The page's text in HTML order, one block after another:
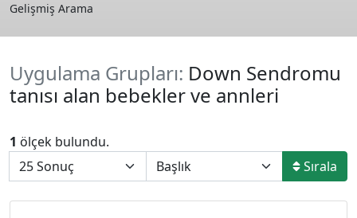
Gelişmiş Arama
Uygulama Grupları: Down Sendromu
tanısı alan bebekler ve annleri
1 ölçek bulundu.
Sırala